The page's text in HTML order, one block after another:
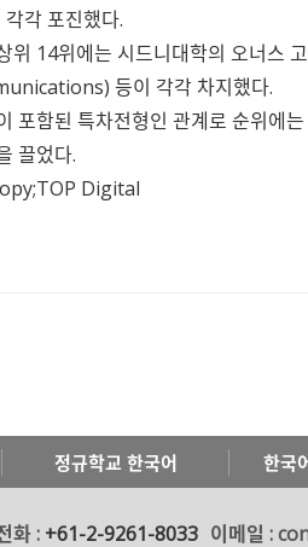
각 포진했다.
위 14위에는 시드니대학의 오너스
등이 각각 차지했다.
포함된 특차전형인 관계로 순위에
끌었다.
Digital
정규학교 한국어 한국
화 : +61-2-9261-8033 이메일 :